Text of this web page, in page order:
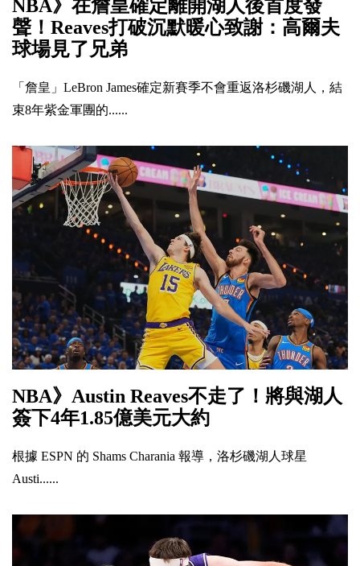
NBA》在詹皇確定離開湖人後首度發
聲！Reaves打破沉默暖心致謝：高爾夫
球場見了兄弟
「詹皇」LeBron James確定新賽季不會重返洛杉磯湖人，結
束8年紫金軍團的......
NBA》Austin Reaves不走了！將與湖人
簽下4年1.85億美元大約
根據 ESPN 的 Shams Charania 報導，洛杉磯湖人球星
Austi......